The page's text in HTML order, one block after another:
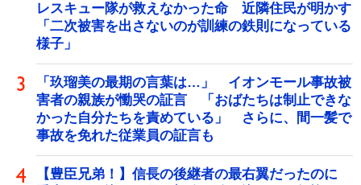
レスキュー隊が救えなかった命 近隣住民が明かす
「二次被害を出さないのが訓練の鉄則になっている
様子」
「玖瑠美の最期の言葉は…」 イオンモール事故被
害者の親族が慟哭の証言 「おばたちは制止できな
かった自分たちを責めている」 さらに、間一髪で
事故を免れた従業員の証言も
【豊臣兄弟！】信長の後継者の最右翼だったのに